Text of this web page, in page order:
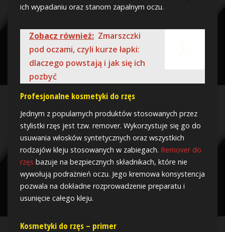
ich wypadaniu oraz stanom zapalnym oczu.
Zobacz również: Zmarszczki
pod oczami, czyli kurze łapki:
dlaczego powstają i jak się ich
pozbyć
Profesjonalne kosmetyki do rzęs
Jednym z popularnych produktów stosowanych przez
stylistki rzęs jest tzw. remover. Wykorzystuje się go do
usuwania włosków syntetycznych oraz wszystkich
rodzajów kleju stosowanych w zabiegach. Remover do
rzęs bazuje na bezpiecznych składnikach, które nie
wywołują podrażnień oczu. Jego kremowa konsystencja
pozwala na dokładne rozprowadzenie preparatu i
usunięcie całego kleju.
Kosmetyki do rzęs – primer